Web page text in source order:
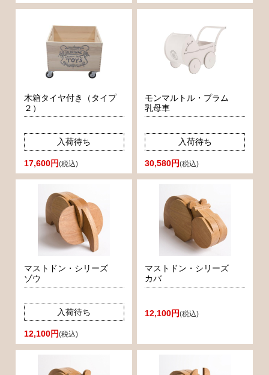
木箱タイヤ付き（タイプ
２）
入荷待ち
17,600円(税込)
モンマルトル・プラム
乳母車
入荷待ち
30,580円(税込)
マストドン・シリーズ
ゾウ
入荷待ち
12,100円(税込)
マストドン・シリーズ
カバ
12,100円(税込)